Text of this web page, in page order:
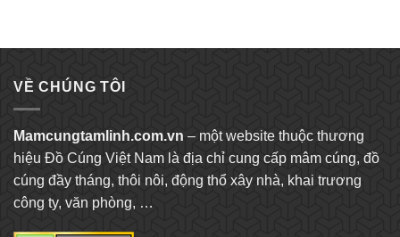
VỀ CHÚNG TÔI
Mamcungtamlinh.com.vn – một website thuộc thương
hiệu Đồ Cúng Việt Nam là địa chỉ cung cấp mâm cúng, đồ
cúng đầy tháng, thôi nôi, động thổ xây nhà, khai trương
công ty, văn phòng, …